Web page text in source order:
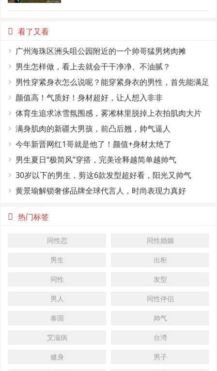
看了又看
广州海珠区洲头咀公园附近的一个帅哥猛男烤肉摊
男生怎样做，看上去就会干干净净、不油腻？
男性穿紧身衣怎么说呢？能穿紧身衣的男性，首先能满足
这4个条件
颜值高！气质好！身材超好，让人想入非非
体育生追求冰雪氛围感，雾凇林里脱掉上衣拍肌肉大片
满身肌肉的新疆大男孩，前凸后翘，帅气逼人
今年新晋网红1哥就是他了！颜值+身材太绝了
男生夏日“极简风”穿搭，完美诠释越简单越帅气
30岁以下的男生，剪这6款发型超好看，阳光又帅气
黄景瑜解锁奢侈品牌全球代言人，时尚表现力真好
热门标签
同性恋 同性婚姻
男生 出柜
同性 发型
男人 同性伴侣
泰国 帅气
艾滋病 台湾
健身 男子